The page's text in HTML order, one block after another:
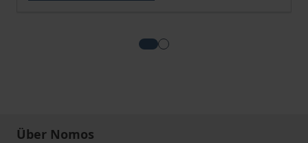
View more about
View more about
Über Nomos